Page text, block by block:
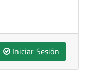
Iniciar Sesión